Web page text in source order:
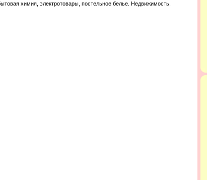
химия, электротовары, постельное белье. Недвижимость.